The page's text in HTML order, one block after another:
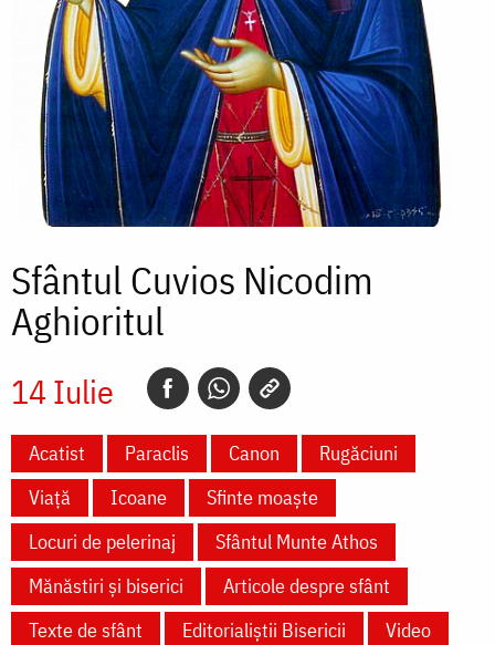
Sfântul Cuvios Nicodim
Aghioritul
14 Iulie
Acatist Paraclis Canon
Rugăciuni
Viață
Icoane
Sfinte moaște
Locuri de pelerinaj
Sfântul Munte Athos
Mănăstiri și biserici
Articole despre sfânt
Texte de sfânt
Editorialiștii Bisericii
Video